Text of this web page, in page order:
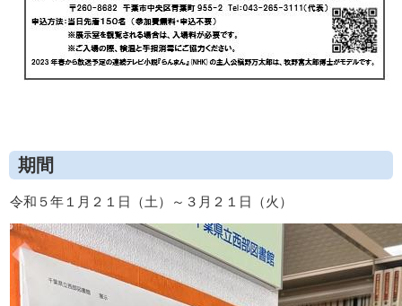
期間
令和５年１月２１日（土）～３月２１日（火）